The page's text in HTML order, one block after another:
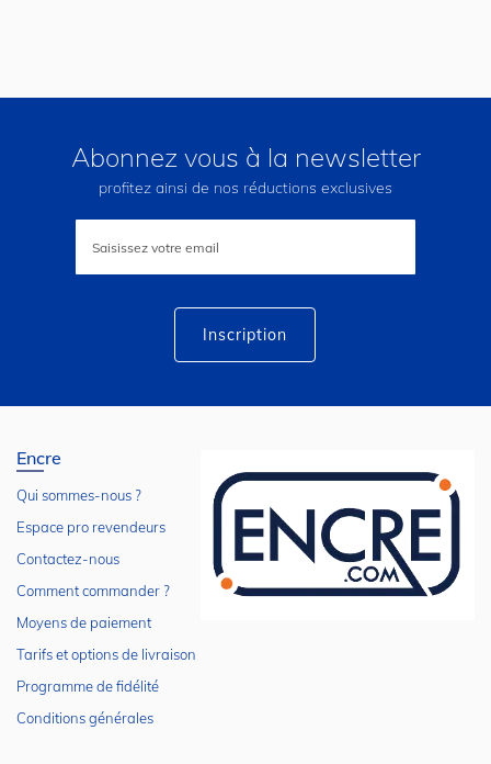
Abonnez vous à la newsletter
profitez ainsi de nos réductions exclusives
lettre
Inscription
Encre
Qui sommes-nous ?
Espace pro revendeurs
Contactez-nous
Comment commander ?
Moyens de paiement
Tarifs et options de livraison
Programme de fidélité
Conditions générales